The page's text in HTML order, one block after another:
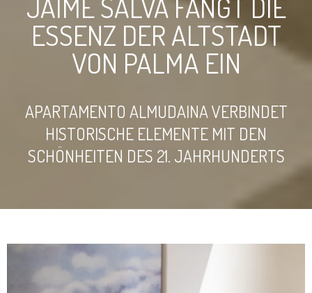
ESSENZ DER ALTSTADT
VON PALMA EIN
APARTAMENTO ALMUDAINA VERBINDET
HISTORISCHE ELEMENTE MIT DEN
SCHÖNHEITEN DES 21. JAHRHUNDERTS